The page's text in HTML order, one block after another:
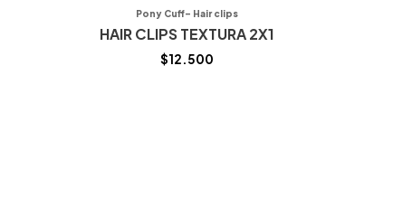
Pony Cuff- Hair clips
HAIR CLIPS TEXTURA 2X1
$12.500